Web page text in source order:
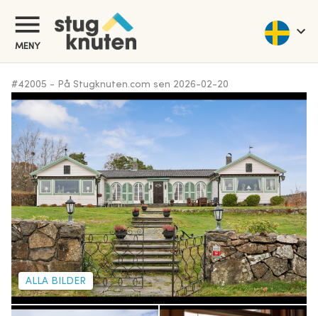
MENY
#42005 - På Stugknuten.com sen 2026-02-20
ALLA BILDER